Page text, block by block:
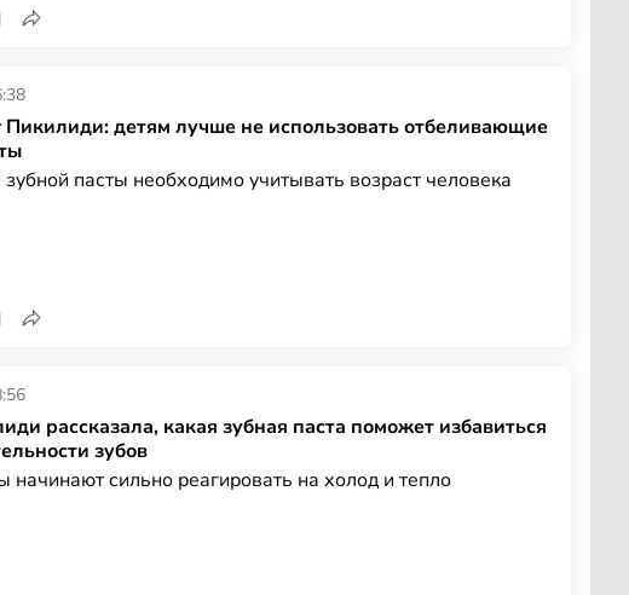
Пикилиди: детям лучше не использовать отбеливающие
пасты необходимо учитывать возраст человека
рассказала, какая зубная паста поможет избавиться
зубов
начинают сильно реагировать на холод и тепло